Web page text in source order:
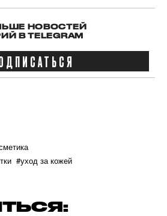
НОВОСТЕЙ
В TELEGRAM
#уход за кожей